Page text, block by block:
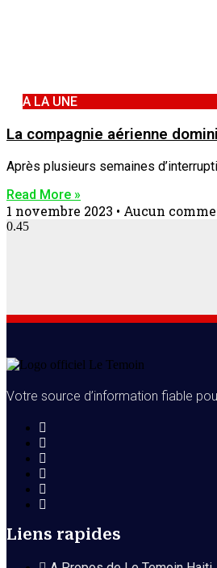
A LA UNE
La compagnie aérienne
Après plusieurs semaines
Read More »
1 novembre 2023 Aucun
Votre source d’information fiable
Liens rapides